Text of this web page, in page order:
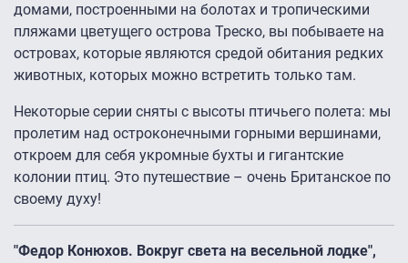
домами, построенными на болотах и тропическими
пляжами цветущего острова Треско, вы побываете на
островах, которые являются средой обитания редких
животных, которых можно встретить только там.
Некоторые серии сняты с высоты птичьего полета: мы
пролетим над остроконечными горными вершинами,
откроем для себя укромные бухты и гигантские
колонии птиц. Это путешествие – очень Британское по
своему духу!
"Федор Конюхов. Вокруг света на весельной лодке",